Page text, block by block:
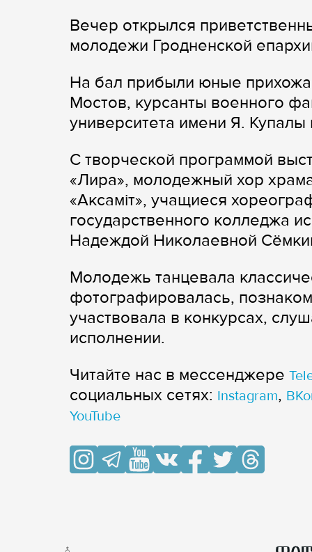
Вечер открылся
молодежи Гродненской
На бал прибыли юные
Мостов, курсанты военного
университета имени Я. Купалы
С творческой программой
«Лира», молодежный хор
«Аксаміт», учащиеся
государственного колледжа
Надеждой Николаевной
Молодежь танцевала
фотографировалась,
участвовала в конкурсах,
исполнении.
Читайте нас в мессенджере
cоциальных сетях: Instagram,
YouTube